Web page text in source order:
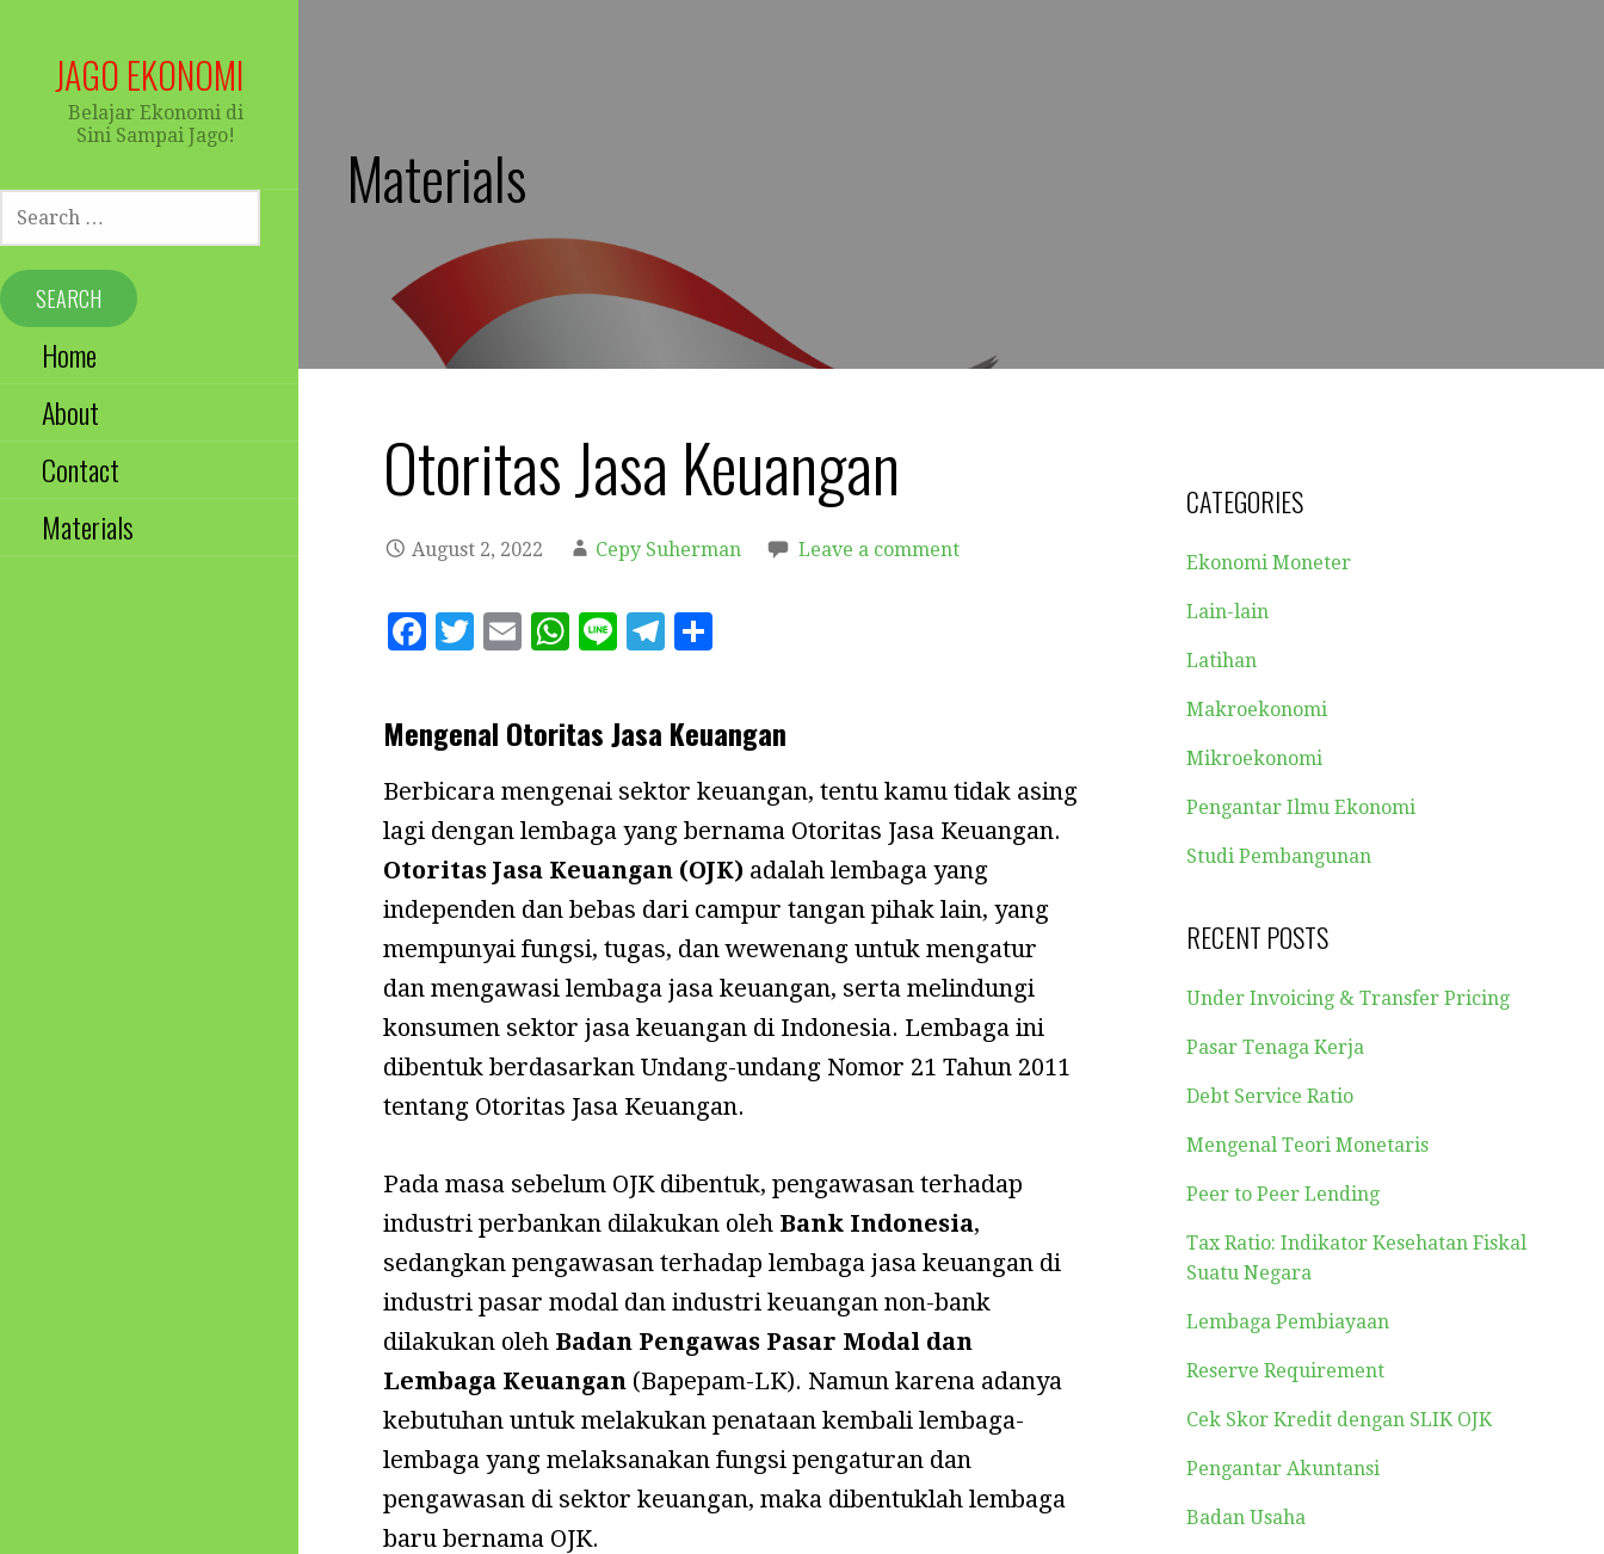
JAGO EKONOMI
Belajar Ekonomi di
Sini Sampai Jago!
Home
About
Contact
Materials
Materials
Otoritas Jasa Keuangan
August 2, 2022 Cepy Suherman Leave a comment
F
e
b
o
o
k
T
te
r
E
l
W
s
A
p
p
Li T
g
r
a
m
r
e
Mengenal Otoritas Jasa Keuangan
Berbicara mengenai sektor keuangan, tentu kamu tidak asing
lagi dengan lembaga yang bernama Otoritas Jasa Keuangan.
Otoritas Jasa Keuangan (OJK) adalah lembaga yang
independen dan bebas dari campur tangan pihak lain, yang
mempunyai fungsi, tugas, dan wewenang untuk mengatur
dan mengawasi lembaga jasa keuangan, serta melindungi
konsumen sektor jasa keuangan di Indonesia. Lembaga ini
dibentuk berdasarkan Undang-undang Nomor 21 Tahun 2011
tentang Otoritas Jasa Keuangan.
Pada masa sebelum OJK dibentuk, pengawasan terhadap
industri perbankan dilakukan oleh Bank Indonesia,
sedangkan pengawasan terhadap lembaga jasa keuangan di
industri pasar modal dan industri keuangan non-bank
dilakukan oleh Badan Pengawas Pasar Modal dan
Lembaga Keuangan (Bapepam-LK). Namun karena adanya
kebutuhan untuk melakukan penataan kembali lembaga-
lembaga yang melaksanakan fungsi pengaturan dan
pengawasan di sektor keuangan, maka dibentuklah lembaga
baru bernama OJK.
CATEGORIES
Ekonomi Moneter
Lain-lain
Latihan
Makroekonomi
Mikroekonomi
Pengantar Ilmu Ekonomi
Studi Pembangunan
RECENT POSTS
Under Invoicing & Transfer Pricing
Pasar Tenaga Kerja
Debt Service Ratio
Mengenal Teori Monetaris
Peer to Peer Lending
Tax Ratio: Indikator Kesehatan Fiskal
Suatu Negara
Lembaga Pembiayaan
Reserve Requirement
Cek Skor Kredit dengan SLIK OJK
Pengantar Akuntansi
Badan Usaha